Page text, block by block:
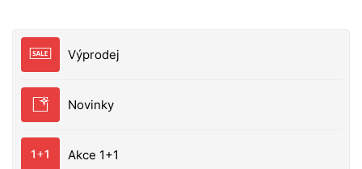
Výprodej
Novinky
Akce 1+1